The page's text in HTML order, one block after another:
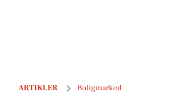
ARTIKLER Boligmarked
Top 6 over dyreste boliger til salg i